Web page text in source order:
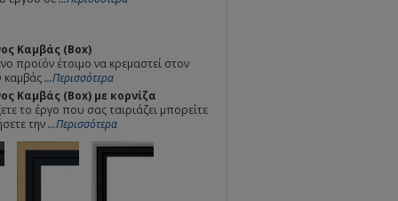
Καμβάς (Box)
προϊόν έτοιμο να κρεμαστεί στον
καμβάς...Περισσότερα
Καμβάς (Box) με κορνίζα
το έργο που σας ταιριάζει μπορείτε
την...Περισσότερα